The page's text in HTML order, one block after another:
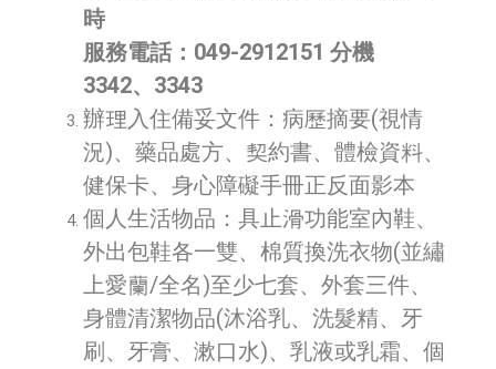
時
服務電話：049-2912151 分機
3342、3343
辦理入住備妥文件：病歷摘要(視情
況)、藥品處方、契約書、體檢資料、
健保卡、身心障礙手冊正反面影本
個人生活物品：具止滑功能室內鞋、
外出包鞋各一雙、棉質換洗衣物(並繡
上愛蘭/全名)至少七套、外套三件、
身體清潔物品(沐浴乳、洗髮精、牙
刷、牙膏、漱口水)、乳液或乳霜、個